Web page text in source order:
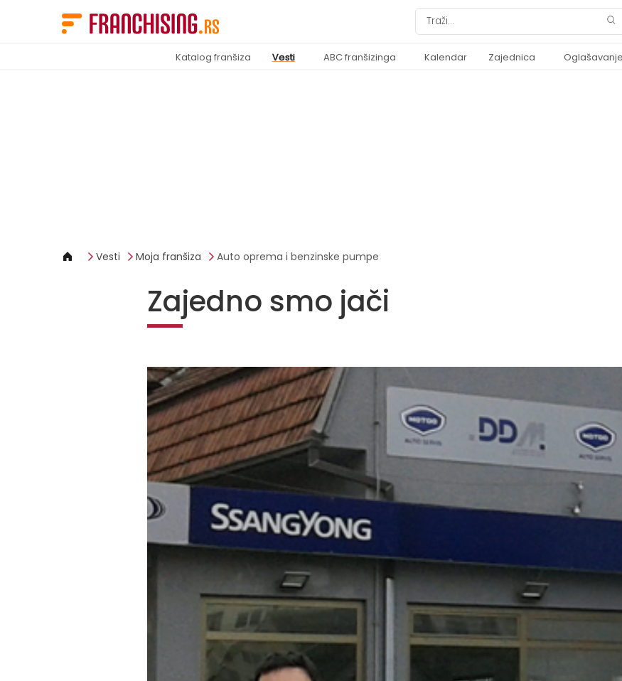
Katalog franšiza Vesti ABC franšizinga Kalendar Zajednica Oglašavanje
Vesti Moja franšiza Auto oprema i benzinske pumpe
Zajedno smo jači